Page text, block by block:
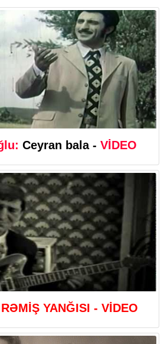
Ceyran bala - VİDEO
RƏMİŞ YANĞISI - VİDEO